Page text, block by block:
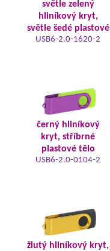
světle zelený
hliníkový kryt,
světle šedé plastové
USB6-2.0-1620-2
černý hliníkový
kryt, stříbrné
plastové tělo
USB6-2.0-0104-2
žlutý hliníkový kryt,